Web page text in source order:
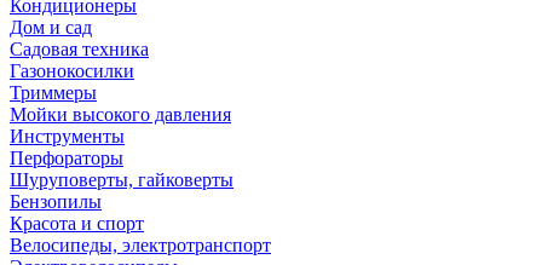
Кондиционеры
Дом и сад
Садовая техника
Газонокосилки
Триммеры
Мойки высокого давления
Инструменты
Перфораторы
Шуруповерты, гайковерты
Бензопилы
Красота и спорт
Велосипеды, электротранспорт